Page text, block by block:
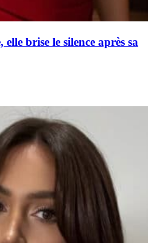
brise le silence après sa